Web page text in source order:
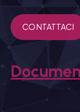
CONTATTACI